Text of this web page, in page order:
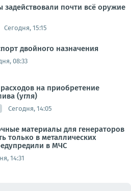
почти всё оружие
Сегодня, 15:15
двойного назначения
08:33
на приобретение
(угля)
Сегодня, 14:05
материалы для генераторов
только в металлических
в МЧС
14:31